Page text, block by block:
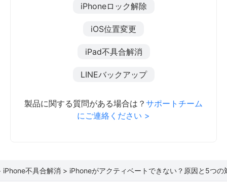
iPhoneロック解除
iOS位置変更
iPad不具合解消
LINEバックアップ
製品に関する質問がある場合は？ サポートチーム
にご連絡ください >
iPhone不具合解消 > iPhoneがアクティベートできない？原因と5つの